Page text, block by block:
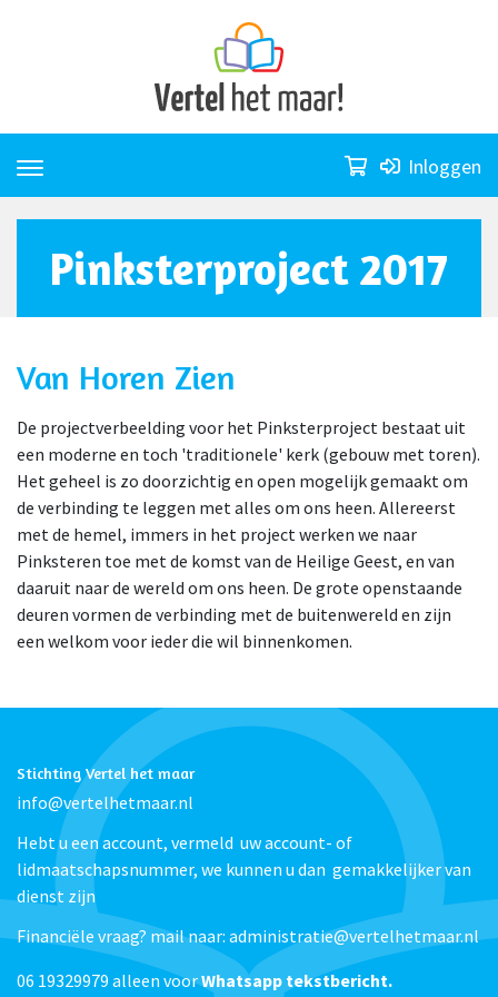
Inloggen
Pinksterproject 2017
Van Horen Zien
De projectverbeelding voor het Pinksterproject bestaat uit
een moderne en toch 'traditionele' kerk (gebouw met toren).
Het geheel is zo doorzichtig en open mogelijk gemaakt om
de verbinding te leggen met alles om ons heen. Allereerst
met de hemel, immers in het project werken we naar
Pinksteren toe met de komst van de Heilige Geest, en van
daaruit naar de wereld om ons heen. De grote openstaande
deuren vormen de verbinding met de buitenwereld en zijn
een welkom voor ieder die wil binnenkomen.
Stichting Vertel het maar
info@vertelhetmaar.nl
Hebt u een account, vermeld uw account- of
lidmaatschapsnummer, we kunnen u dan gemakkelijker van
dienst zijn
Financiële vraag? mail naar: administratie@vertelhetmaar.nl
06 19329979 alleen voorWhatsapp tekstbericht.